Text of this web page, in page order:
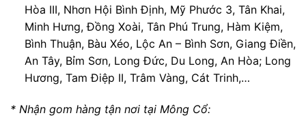
Hòa III, Nhơn Hội Bình Định, Mỹ Phước 3, Tân Khai,
Minh Hưng, Đồng Xoài, Tân Phú Trung, Hàm Kiệm,
Bình Thuận, Bàu Xéo, Lộc An – Bình Sơn, Giang Điền,
An Tây, Bỉm Sơn, Long Đức, Du Long, An Hòa; Long
Hương, Tam Điệp II, Trâm Vàng, Cát Trinh,…
* Nhận gom hàng tận nơi tại Mông Cổ: